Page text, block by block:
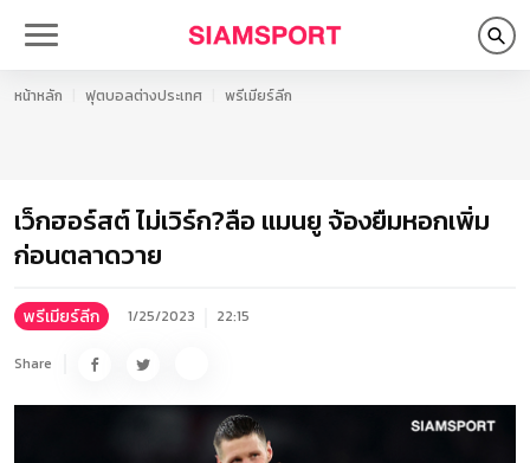
หน้าหลัก ฟุตบอลต่างประเทศ พรีเมียร์ลีก
เว็กฮอร์สต์ ไม่เวิร์ก?ลือ แมนยู จ้องยืมหอกเพิ่ม
ก่อนตลาดวาย
พรีเมียร์ลีก 1/25/2023 22:15
Share